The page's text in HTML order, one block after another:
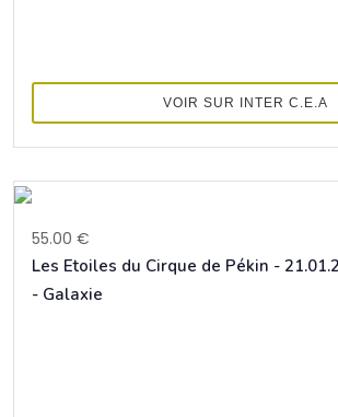
VOIR SUR INTER C.E.A
55.00 €
Les Etoiles du Cirque de Pékin -
- Galaxie